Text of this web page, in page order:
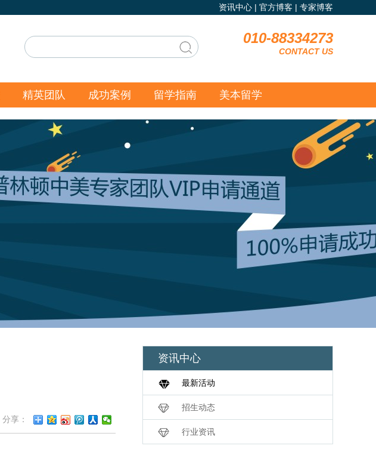
资讯中心 | 官方博客 | 专家博客
010-88334273
CONTACT US
精英团队 成功案例 留学指南 美本留学
分享：
资讯中心
最新活动
招生动态
行业资讯